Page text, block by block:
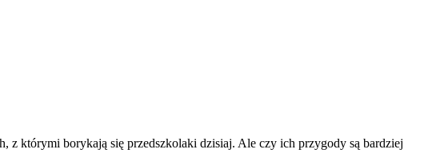
którymi borykają się przedszkolaki dzisiaj. Ale czy ich przygody są bardziej